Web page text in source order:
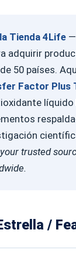
Tienda 4Life—
adquirir
50 países.
Factor Plus
líquido
trusted
/